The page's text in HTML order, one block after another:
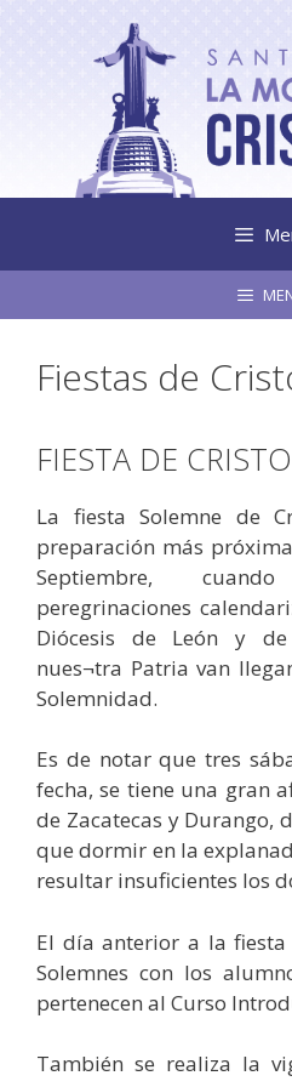
Fiestas de
FIESTA DE
La fiesta Solemne de
preparación más
Septiembre,
peregrinaciones
Diócesis de León y
nues¬tra Patria van
Solemnidad.
Es de notar que tres
fecha, se tiene una gran
de Zacatecas y Durango,
que dormir en la
resultar insuficientes los
El día anterior a la fiesta
Solemnes con los
pertenecen al Curso
También se realiza la